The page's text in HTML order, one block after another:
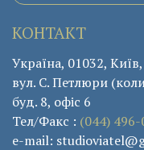
КОНТАКТ
Україна, 01032, Київ,
вул. С. Петлюри
буд. 8, офіс 6
Тел/Факс : (044)
e-mail: